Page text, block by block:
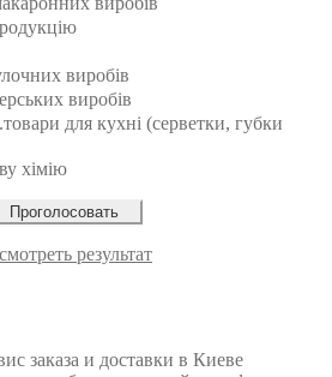
виробів
виробів
для кухні (серветки, губки
хімію
результат
заказа и доставки в Киеве